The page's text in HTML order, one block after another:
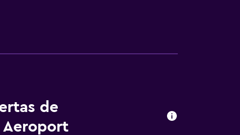
pueden navegar por la web gracias a
y sillas de oficina. Es posible solicitar tabla
de
Aeroport